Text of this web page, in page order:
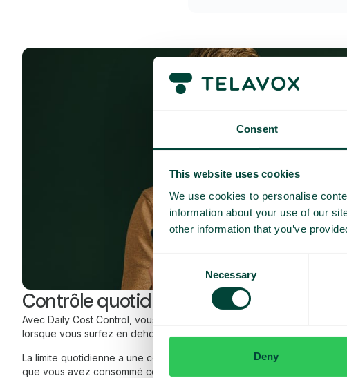
Consent
This website uses cookies
We use cookies to personalise
information about your use of our
other information that you’ve
Consent
Necessary
Deny
Contrôle quotidien des coûts
Avec Daily Cost Control, vous, en tant que client, pouvez mieux
lorsque vous surfez en dehors de l’UE/EEE.
La limite quotidienne a une certaine quantité de data à un prix
que vous avez consommé cette quantité de data, vous recevez un